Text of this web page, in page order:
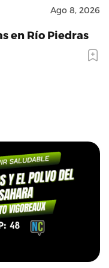
Ago 8, 2026
en Río Piedras